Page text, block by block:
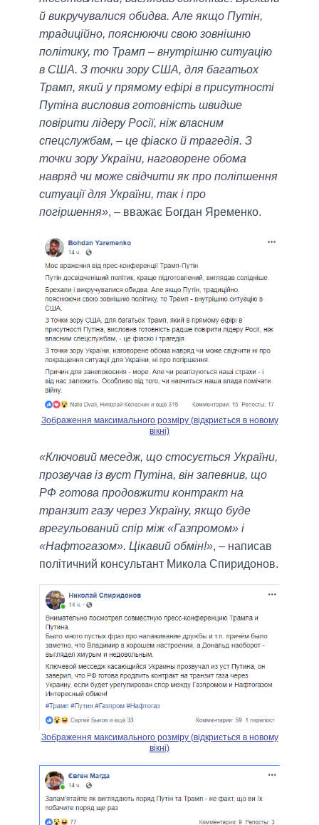
й викручувалися обидва. Але якщо Путін,
традиційно, пояснюючи свою зовнішню
політику, то Трамп – внутрішню ситуацію
в США. З точки зору США, для багатьох
Трамп, який у прямому ефірі в присутності
Путіна висловив готовність швидше
повірити лідеру Росії, ніж власним
спецслужбам, – це фіаско й трагедія. З
точки зору України, наговорене обома
навряд чи може свідчити як про поліпшення
ситуації для України, так і про
погіршення», – вважає Богдан Яременко.
Зображення максимального розміру (відкриється в новому
вікні)
«Ключовий меседж, що стосується України,
прозвучав із вуст Путіна, він запевнив, що
РФ готова продовжити контракт на
транзит газу через Україну, якщо буде
врегульований спір між «Газпромом» і
«Нафтогазом». Цікавий обмін!», – написав
політичний консультант Микола Спиридонов.
Зображення максимального розміру (відкриється в новому
вікні)